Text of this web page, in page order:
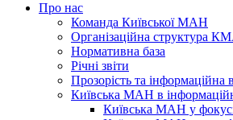
Про нас
Команда Київської МАН
Організаційна структура
Нормативна база
Річні звіти
Прозорість та інформаційна
Київська МАН в
Київська МАН у